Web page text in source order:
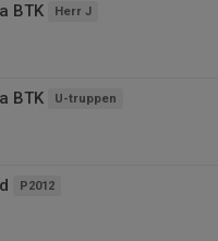
BTK Herr J
BTK U-truppen
P2012